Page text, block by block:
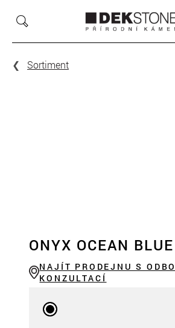
Sortiment
ONYX OCEAN BLUE
NAJÍT PRODEJNU S
KONZULTACÍ